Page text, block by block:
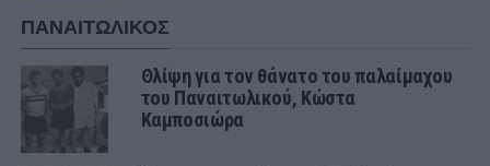
ΠΑΝΑΙΤΩΛΙΚΟΣ
Θλίψη για τον θάνατο του παλαίμαχου
του Παναιτωλικού, Κώστα
Καμποσιώρα